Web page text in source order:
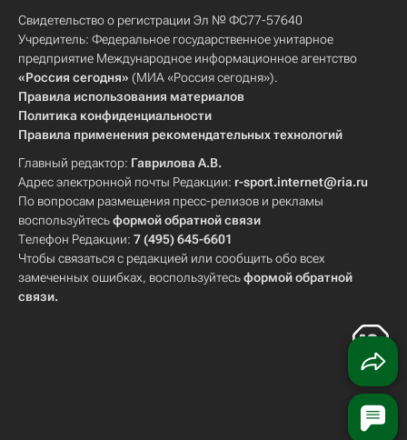
Свидетельство о регистрации Эл № ФС77-57640
Учредитель: Федеральное государственное унитарное
предприятие Международное информационное агентство
«Россия сегодня» (МИА «Россия сегодня»).
Правила использования материалов
Политика конфиденциальности
Правила применения рекомендательных технологий
Главный редактор: Гаврилова А.В.
Адрес электронной почты Редакции: r-sport.internet@ria.ru
По вопросам размещения пресс-релизов и рекламы
воспользуйтесьформой обратной связи
Телефон Редакции: 7 (495) 645-6601
Чтобы связаться с редакцией или сообщить обо всех
замеченных ошибках, воспользуйтесьформой обратной
связи.